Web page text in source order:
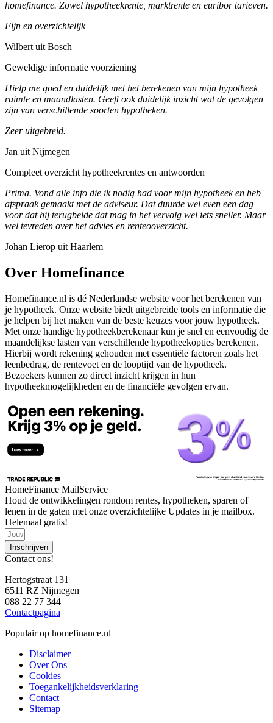
homefinance. Zowel hypotheekrente, marktrente en euribor tarieven.
Fijn en overzichtelijk
Wilbert uit Bosch
Geweldige informatie voorziening
Hielp me goed en duidelijk met het berekenen van mijn hypotheek
ruimte en maandlasten. Geeft ook duidelijk inzicht wat de gevolgen
zijn van verschillende soorten hypotheken.
Zeer uitgebreid.
Jan uit Nijmegen
Compleet overzicht hypotheekrentes en antwoorden
Prima. Vond alle info die ik nodig had voor mijn hypotheek en heb
afspraak gemaakt met de adviseur. Dat duurde wel even een dag
voor dat hij terugbelde dat mag in het vervolg wel iets sneller. Maar
wel tevreden over het advies en renteooverzicht.
Johan Lierop uit Haarlem
Over Homefinance
Homefinance.nl is dé Nederlandse website voor het berekenen van
je hypotheek. Onze website biedt uitgebreide tools en informatie die
je helpen bij het maken van de beste keuzes voor jouw hypotheek.
Met onze handige hypotheekberekenaar kun je snel en eenvoudig de
maandelijkse lasten van verschillende hypotheekopties berekenen.
Hierbij wordt rekening gehouden met essentiële factoren zoals het
leenbedrag, de rentevoet en de looptijd van de hypotheek.
Bezoekers kunnen zo direct inzicht krijgen in hun
hypotheekmogelijkheden en de financiële gevolgen ervan.
HomeFinance MailService
Houd de ontwikkelingen rondom rentes, hypotheken, sparen of
lenen in de gaten met onze overzichtelijke Updates in je mailbox.
Helemaal gratis!
Inschrijven
Contact ons!
Hertogstraat 131
6511 RZ Nijmegen
088 22 77 344
Contactpagina
Populair op homefinance.nl
Disclaimer
Over Ons
Cookies
Toegankelijkheidsverklaring
Contact
Sitemap